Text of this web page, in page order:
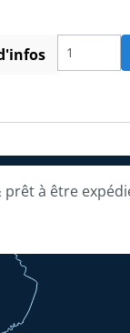
prêt à être